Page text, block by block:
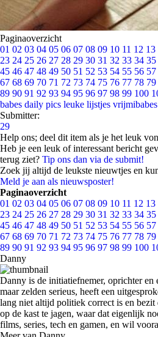
Paginaoverzicht
01 02 03 04 05 06 07 08 09 10 11 12 13
23 24 25 26 27 28 29 30 31 32 33 34 35
45 46 47 48 49 50 51 52 53 54 55 56 57
67 68 69 70 71 72 73 74 75 76 77 78 79
89 90 91 92 93 94 95 96 97 98 99 100
babes daily pics leuke lijstjes vrijmibabes
Submitter:
29
Help ons; deel dit item als je het leuk
Heb je een leuk of interessant bericht
terug ziet? Tip ons dan via de submit!
Zoek jij altijd de leukste nieuwtjes en
Meld je aan als nieuwsposter!
Paginaoverzicht
01 02 03 04 05 06 07 08 09 10 11 12 13
23 24 25 26 27 28 29 30 31 32 33 34 35
45 46 47 48 49 50 51 52 53 54 55 56 57
67 68 69 70 71 72 73 74 75 76 77 78 79
89 90 91 92 93 94 95 96 97 98 99 100
Danny
Danny is de initiatiefnemer, oprichter
maar zelden serieus, heeft een
lang niet altijd politiek correct is en bezit
op de kast te jagen, waar dat eigenlijk
films, series, tech en gamen, en wil